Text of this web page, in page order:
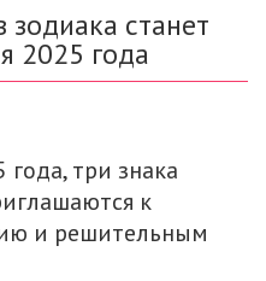
станет
2025 года
три знака
к
и решительным